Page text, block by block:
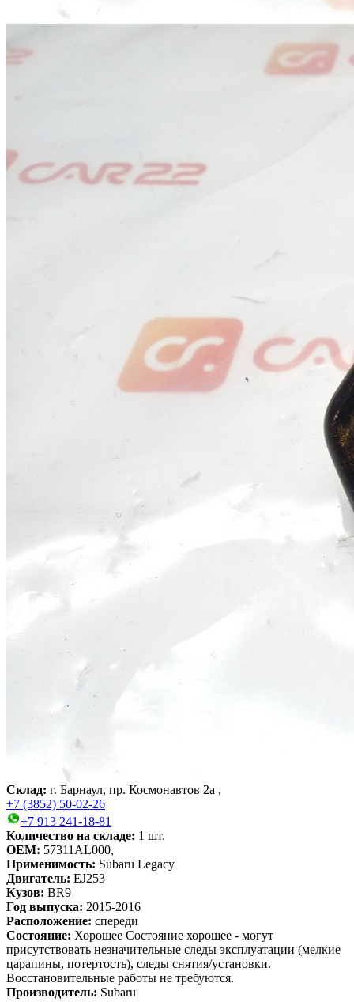
Склад: г. Барнаул, пр. Космонавтов 2а ,
+7 (3852) 50-02-26
+7 913 241-18-81
Количество на складе: 1 шт.
OEM: 57311AL000,
Применимость: Subaru Legacy
Двигатель: EJ253
Кузов: BR9
Год выпуска: 2015-2016
Расположение: спереди
Состояние: Хорошее Состояние хорошее - могут
присутствовать незначительные следы эксплуатации (мелкие
царапины, потертость), следы снятия/установки.
Восстановительные работы не требуются.
Производитель: Subaru